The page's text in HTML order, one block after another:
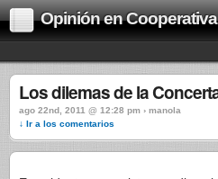
Opinión en Cooperativa
Los dilemas de la
ago 22nd, 2011 @ 12:28 pm › manola
↓ Ir a los comentarios